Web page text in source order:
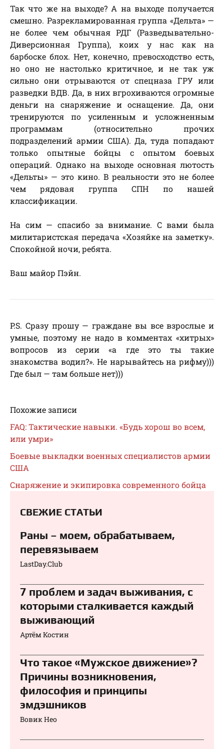
Так что же на выходе? А на выходе получается
смешно. Разрекламированная группа «Дельта» —
не более чем обычная РДГ (Разведывательно-
Диверсионная Группа), коих у нас как на
барбоске блох. Нет, конечно, превосходство есть,
но оно не настолько критичное, и не так уж
сильно они отрываются от спецназа ГРУ или
разведки ВДВ. Да, в них вгрохиваются огромные
деньги на снаряжение и оснащение. Да, они
тренируются по усиленным и усложненным
программам (относительно прочих
подразделений армии США). Да, туда попадают
только опытные бойцы с опытом боевых
операций. Однако на выходе основная лютость
«Дельты» — это кино. В реальности это не более
чем рядовая группа СПН по нашей
классификации.
На сим — спасибо за внимание. С вами была
милитаристская передача «Хозяйке на заметку».
Спокойной ночи, ребята.
Ваш майор Пэйн.
P.S. Сразу прошу — граждане вы все взрослые и
умные, поэтому не надо в комментах «хитрых»
вопросов из серии «а где это ты такие
знакомства водил?». Не нарывайтесь на рифму)))
Где был — там больше нет)))
Похожие записи
FAQ: Тактические навыки. «Будь хорош во всем,
или умри»
Боевые выкладки военных специалистов армии
США
Снаряжение и экипировка современного бойца
СВЕЖИЕ СТАТЬИ
Раны – моем, обрабатываем,
перевязываем⁠⁠
LastDay.Club
7 проблем и задач выживания, с
которыми сталкивается каждый
выживающий
Артём Костин
Что такое «Мужское движение»?
Причины возникновения,
философия и принципы
эмдэшников
Вовик Нео